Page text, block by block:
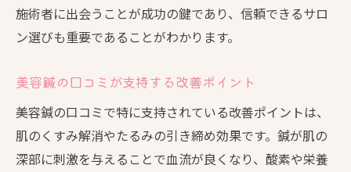
施術者に出会うことが成功の鍵であり、信頼できるサロ
ン選びも重要であることがわかります。
美容鍼の口コミが支持する改善ポイント
美容鍼の口コミで特に支持されている改善ポイントは、
肌のくすみ解消やたるみの引き締め効果です。鍼が肌の
深部に刺激を与えることで血流が良くなり、酸素や栄養